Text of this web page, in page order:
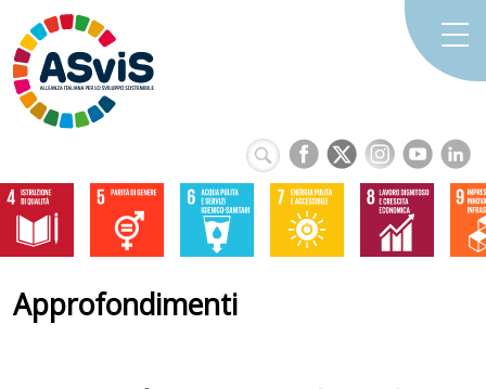
Approfondimenti